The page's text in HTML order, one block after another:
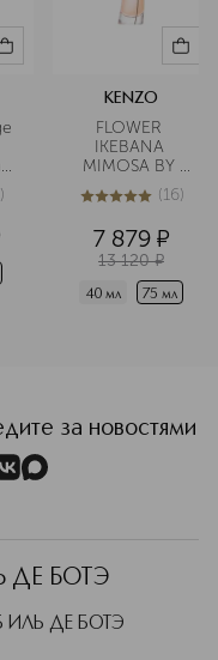
)
KENZO
FLOWER
IKEBANA
MIMOSA BY
KENZO
Парфюмерная
5из 516 (16)
7 879 ¤
13 120 ¤
40 мл 75 мл
за новостями
ДЕ БОТЭ
ИЛЬ ДЕ БОТЭ